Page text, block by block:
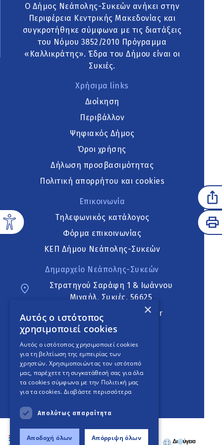
Ο Δήμος Νεάπολης-Συκεών ανήκει στην
Περιφέρεια Κεντρικής Μακεδονίας και
συγκροτήθηκε σύμφωνα με τις διατάξεις
του Νόμου 3852/2010 Πρόγραμμα
«Καλλικράτης». Έδρα του Δήμου είναι οι
Συκιές.
Χρήσιμα links
Διοίκηση
Περιβάλλον
Ψηφιακός Δήμος
Όροι χρήσης
Δήλωση προσβασιμότητας
Πολιτική απορρήτου και cookies
Επικοινωνία
Τηλεφωνικός κατάλογος
Φόρμα επικοινωνίας
ΚΕΠ Δήμου Νεάπολης-Συκεών
Δημαρχείο Νεάπολης-Συκεών
Στρατηγού Σαράφη 1 & Ιωάννου
Μιχαήλ, Συκιές, 56625
neapoli.sykies@ddt.gov.gr
Ακολουθήστε
English Version
An project
×
Αυτός ο ιστότοπος
χρησιμοποιεί cookies
Αυτός ο ιστότοπος χρησιμοποιεί cookies
για τη βελτίωση της εμπειρίας των
χρηστών. Χρησιμοποιώντας τον ιστότοπό
μας, παρέχετε τη συγκατάθεσή σας για όλα
τα cookies σύμφωνα με την Πολιτική μας
για τα cookies. Διαβάστε περισσότερα
Απολύτως απαραίτητα
Αποδοχή όλων Απόρριψη όλων